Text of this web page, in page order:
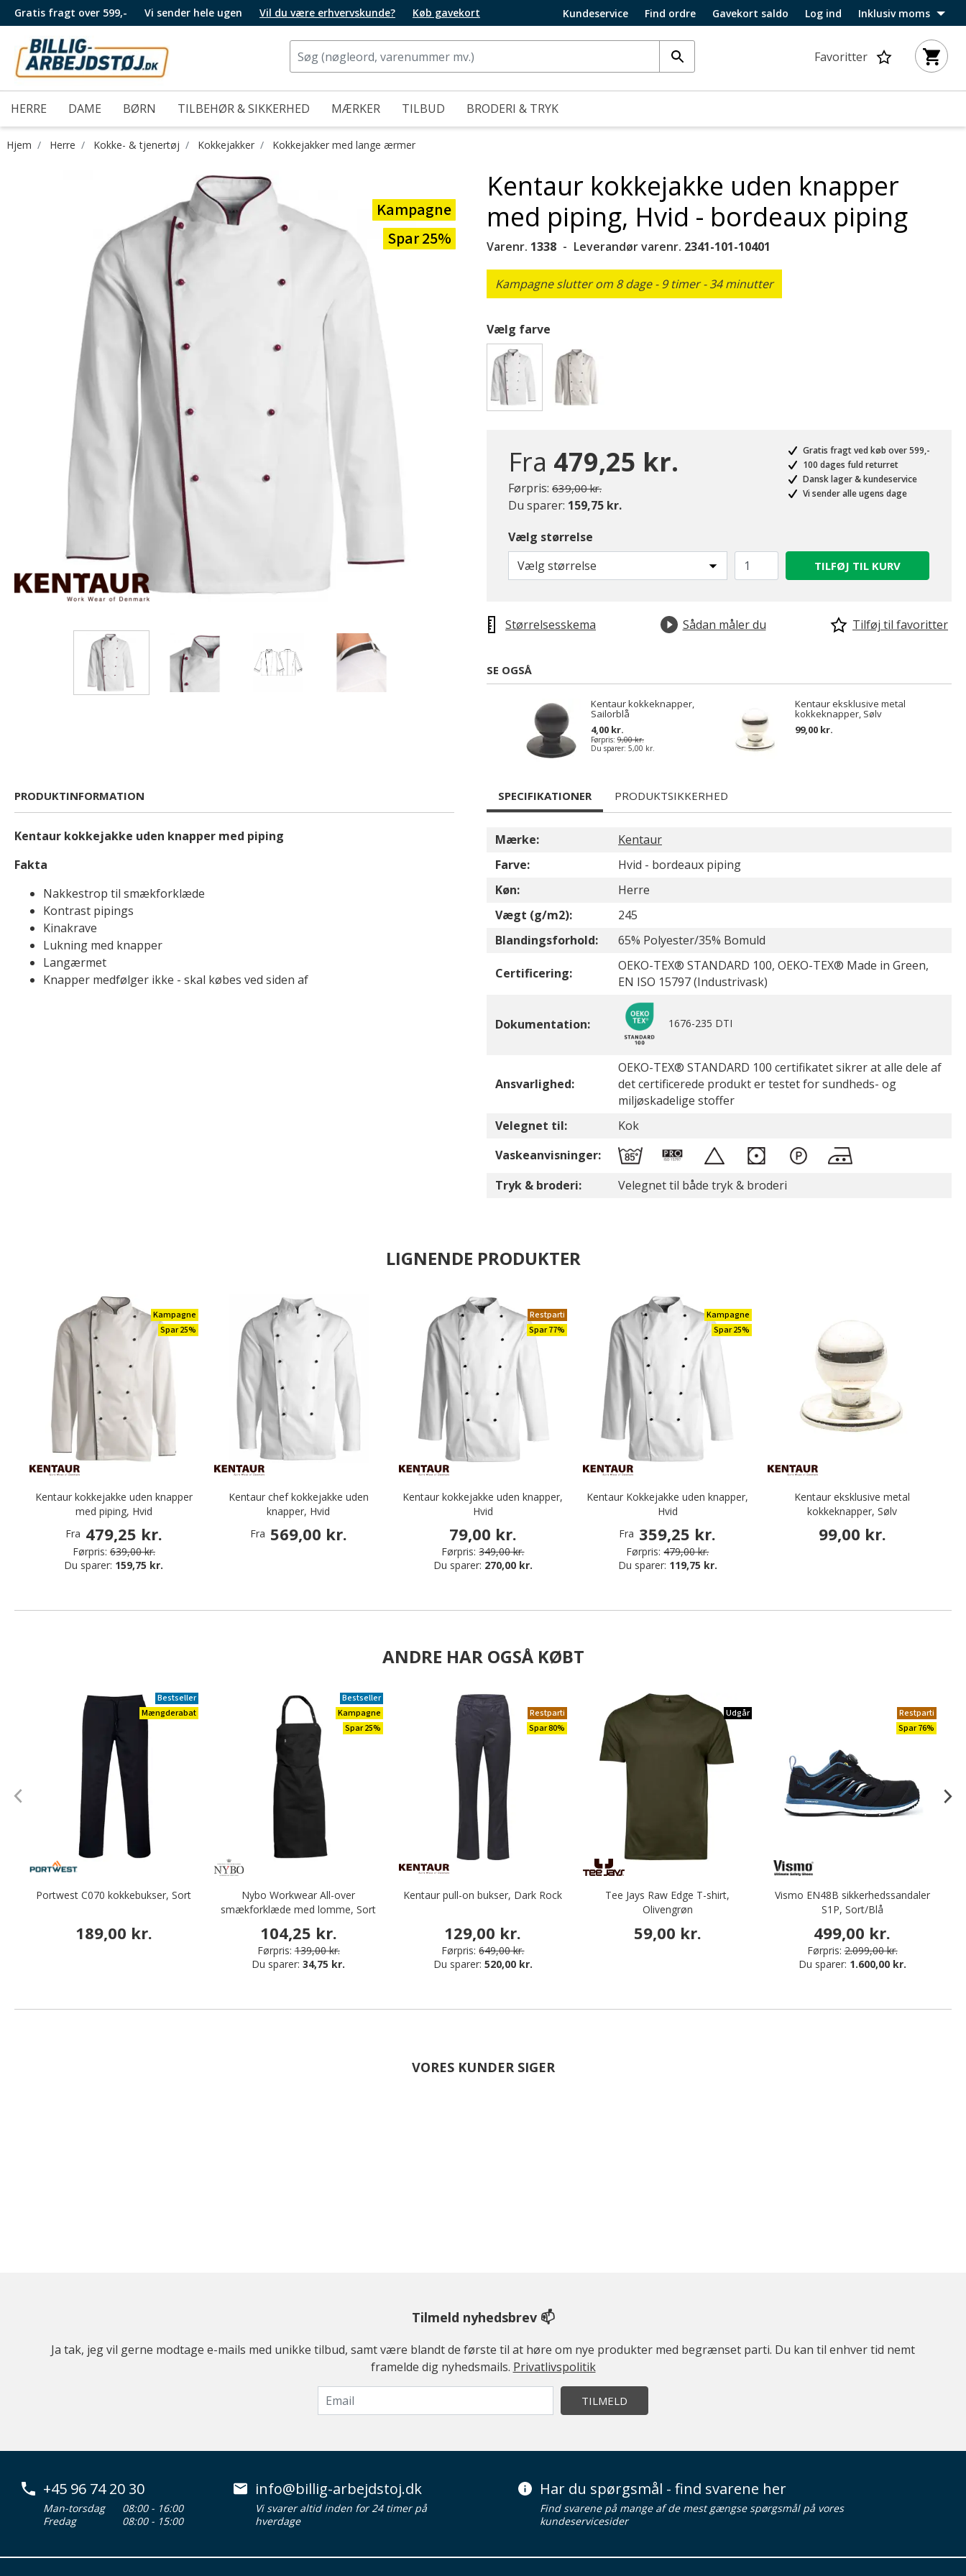
Gratis fragt over 599,- Vi sender hele ugen Vil du være erhvervskunde? Køb gavekort Kundeservice Find ordre Gavekort saldo Log ind Inklusiv moms
Favoritter
HERRE DAME BØRN TILBEHØR & SIKKERHED MÆRKER TILBUD BRODERI & TRYK
Hjem Herre Kokke- & tjenertøj Kokkejakker Kokkejakker med lange ærmer
Kampagne
Spar 25%
Kentaur kokkejakke uden knapper
med piping, Hvid - bordeaux piping
Varenr. 1338 Leverandør varenr. 2341-101-10401
Kampagne slutter om 8 dage - 9 timer - 34 minutter
Vælg farve
Fra 479,25 kr.
Førpris: Pris nedsat fra
639,00 kr.til
Du sparer: 159,75 kr.
Gratis fragt ved køb over 599,-
100 dages fuld returret
Dansk lager & kundeservice
Vi sender alle ugens dage
Vælg størrelse
Vælg størrelse
TILFØJ TIL KURV
Størrelsesskema Sådan måler du Tilføj til favoritter
SE OGSÅ
Kentaur kokkeknapper,
Sailorblå
4,00 kr.
Førpris: 9,00 kr.
Du sparer: 5,00 kr.
Kentaur eksklusive metal
kokkeknapper, Sølv
99,00 kr.
PRODUKTINFORMATION
Kentaur kokkejakke uden knapper med piping
Fakta
Nakkestrop til smækforklæde
Kontrast pipings
Kinakrave
Lukning med knapper
Langærmet
Knapper medfølger ikke - skal købes ved siden af
SPECIFIKATIONER PRODUKTSIKKERHED
Mærke:
Kentaur
Farve:
Hvid - bordeaux piping
Køn:
Herre
Vægt (g/m2):
245
Blandingsforhold:
65% Polyester/35% Bomuld
Certificering:
OEKO-TEX® STANDARD 100, OEKO-TEX® Made in Green,
EN ISO 15797 (Industrivask)
Dokumentation: 1676-235 DTI
Ansvarlighed:
OEKO-TEX® STANDARD 100 certifikatet sikrer at alle dele af
det certificerede produkt er testet for sundheds- og
miljøskadelige stoffer
Velegnet til:
Kok
Vaskeanvisninger:
Tryk & broderi:
Velegnet til både tryk & broderi
LIGNENDE PRODUKTER
Kampagne
Spar 25%
Kentaur kokkejakke uden knapper
med piping, Hvid
Fra 479,25 kr.
Førpris: 639,00 kr.
Du sparer: 159,75 kr.
Kentaur chef kokkejakke uden
knapper, Hvid
Fra 569,00 kr.
Restparti
Spar 77%
Kentaur kokkejakke uden knapper,
Hvid
79,00 kr.
Førpris: 349,00 kr.
Du sparer: 270,00 kr.
Kampagne
Spar 25%
Kentaur Kokkejakke uden knapper,
Hvid
Fra 359,25 kr.
Førpris: 479,00 kr.
Du sparer: 119,75 kr.
Kentaur eksklusive metal
kokkeknapper, Sølv
99,00 kr.
ANDRE HAR OGSÅ KØBT
Bestseller
Mængderabat
Portwest C070 kokkebukser, Sort
189,00 kr.
Bestseller
Kampagne
Spar 25%
Nybo Workwear All-over
smækforklæde med lomme, Sort
104,25 kr.
Førpris: 139,00 kr.
Du sparer:34,75 kr.
Restparti
Spar 80%
Kentaur pull-on bukser, Dark Rock
129,00 kr.
Førpris: 649,00 kr.
Du sparer: 520,00 kr.
Udgår
Tee Jays Raw Edge T-shirt,
Olivengrøn
59,00 kr.
Restparti
Spar 76%
Vismo EN48B sikkerhedssandaler
S1P, Sort/Blå
499,00 kr.
Førpris: 2.099,00 kr.
Du sparer: 1.600,00 kr.
VORES KUNDER SIGER
Tilmeld nyhedsbrev 📫
Ja tak, jeg vil gerne modtage e-mails med unikke tilbud, samt være blandt de første til at høre om nye produkter med begrænset parti. Du kan til enhver tid nemt
framelde dig nyhedsmails. Privatlivspolitik
TILMELD
+45 96 74 20 30
Man-torsdag
08:00 - 16:00
Fredag
08:00 - 15:00
info@billig-arbejdstoj.dk
Vi svarer altid inden for 24 timer på
hverdage
Har du spørgsmål - find svarene her
Find svarene på mange af de mest gængse spørgsmål på vores
kundeservicesider